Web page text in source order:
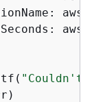
"Couldn't